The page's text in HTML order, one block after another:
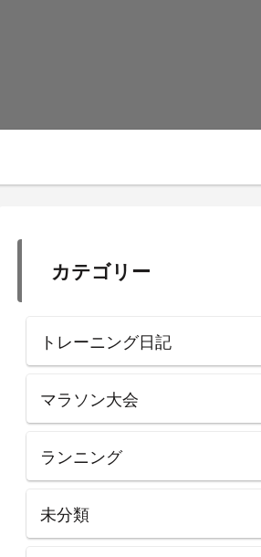
カテゴリー
トレーニング日記
マラソン大会
ランニング
未分類